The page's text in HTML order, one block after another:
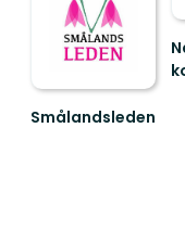
Smålandsleden